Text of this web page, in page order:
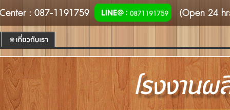
: 087-1191759 (Open 24